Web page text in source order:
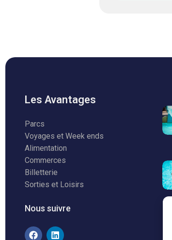
Les Avantages
Parcs
Voyages et Week ends
Alimentation
Commerces
Billetterie
Sorties et Loisirs
Nous suivre